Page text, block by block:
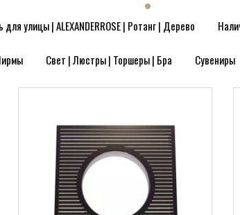
для улицы | ALEXANDERROSE | Ротанг | Дерево
Свет | Люстры | Торшеры | Бра Сувениры